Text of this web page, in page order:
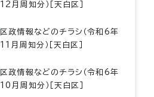
12月周知分）［天白区］
区政情報などのチラシ（令和6年
11月周知分）［天白区］
区政情報などのチラシ（令和6年
10月周知分）［天白区］